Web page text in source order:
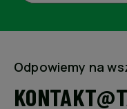
Odpowiemy na